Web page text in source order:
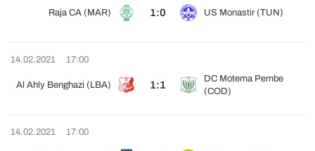
Raja CA (MAR) 1:0 US Monastir (TUN)
14.02.2021 17:00
Al Ahly Benghazi (LBA) 1:1
DC Motema Pembe
(COD)
14.02.2021 17:00